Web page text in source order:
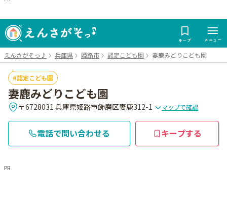
キープ メニュー
えんさがそっ♪ 兵庫県 姫路市 認定こども園 妻鹿みどりこども園
認定こども園
妻鹿みどりこども園
〒6728031 兵庫県姫路市飾磨区妻鹿312-1 マップで確認
電話で問い合わせる キープする
PR